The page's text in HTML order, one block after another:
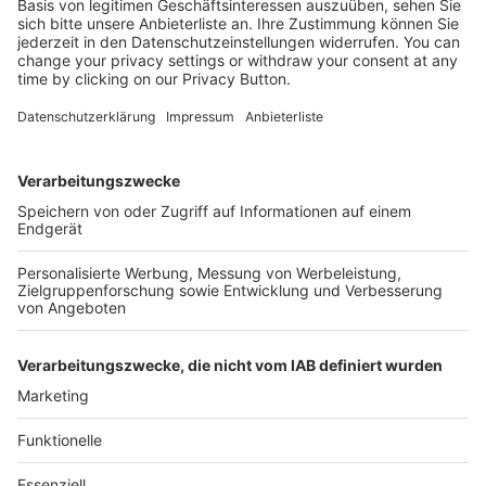
Kostenlose Rücksendung bis zu 14 Tage nach
Bestelleingang (innerhalb Deutschlands).
Versandkosten.
Der Bestellprozess ist mit Hilfe eines SSL-
SERVICE HOTLINE
SHOP SERVICE